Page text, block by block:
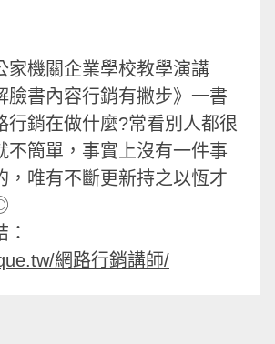
機關企業學校教學演講
書內容行銷有撇步》一書
銷在做什麼?常看別人都很
不簡單，事實上沒有一件事
，唯有不斷更新持之以恆才
網路行銷講師/